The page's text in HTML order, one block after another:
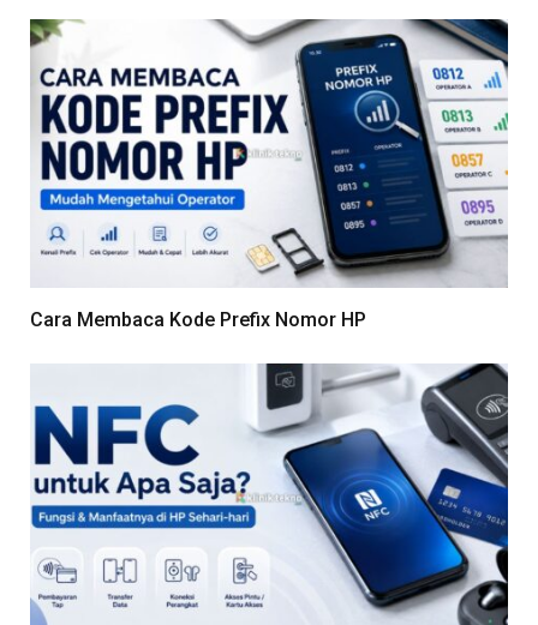
Cara Membaca Kode Prefix Nomor HP